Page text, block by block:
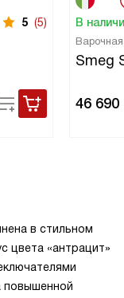
5 (5) В
Smeg
46 690
в стильном
цвета «антрацит»
повышенной